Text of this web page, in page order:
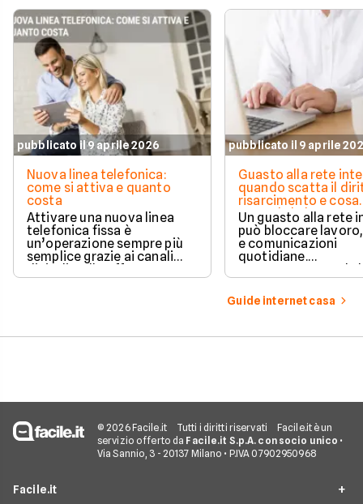
pubblicato il 9 aprile 2026
Nuova linea telefonica:
come si attiva e quanto
costa
Attivare una nuova linea
telefonica fissa è
un’operazione sempre più
semplice grazie ai canali
digitali e alle offerte
integrate con internet casa.
pubblicato il 9 aprile
Guasto alla rete
quando scatta il
risarcimento e cosa
prevede la legge
Un guasto alla rete
può bloccare
e comunicazioni
quotidiane.
Fortunatamente, la
prevede strumenti
per ottenere un
risarcimento in
Guide internet casa
© 2026 Facile.it Tutti i diritti riservati
Facile.it è un
servizio offerto da Facile.it S.p.A. con socio unico •
Via Sannio, 3 - 20137 Milano • P.IVA 07902950968
Facile.it